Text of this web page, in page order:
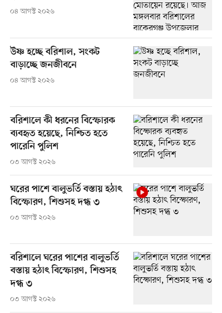
০৪ আগস্ট ২০২৬
উষ্ণ হচ্ছে বরিশাল, সংকট
বাড়াচ্ছে জনজীবনে
০৪ আগস্ট ২০২৬
বরিশালে কী ধরনের বিস্ফোরক
ব্যবহৃত হয়েছে, নিশ্চিত হতে
পারেনি পুলিশ
০৩ আগস্ট ২০২৬
ঘরের পাশে বালুভর্তি বস্তায় হঠাৎ
বিস্ফোরণ, শিশুসহ দগ্ধ ৩
০৩ আগস্ট ২০২৬
বরিশালে ঘরের পাশের বালুভর্তি
বস্তায় হঠাৎ বিস্ফোরণ, শিশুসহ
দগ্ধ ৩
০৩ আগস্ট ২০২৬